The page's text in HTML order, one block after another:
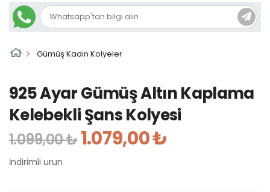
Gümüş Kadın Kolyeler
925 Ayar Gümüş Altın Kaplama
Kelebekli Şans Kolyesi
1.099,00 ₺1.079,00 ₺
İndirimli urun